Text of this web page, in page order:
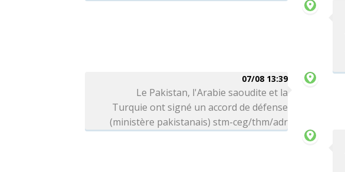
07/08 13:39
Le Pakistan, l'Arabie saoudite et la
Turquie ont signé un accord de défense
(ministère pakistanais) stm-ceg/thm/adr